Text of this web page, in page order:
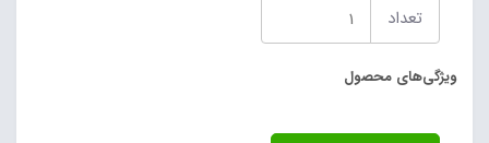
تعداد
ویژگی‌های محصول